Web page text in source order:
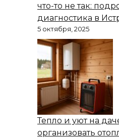
что-то не так:
диагностика в
5 октября, 2025
Тепло и уют на
организовать